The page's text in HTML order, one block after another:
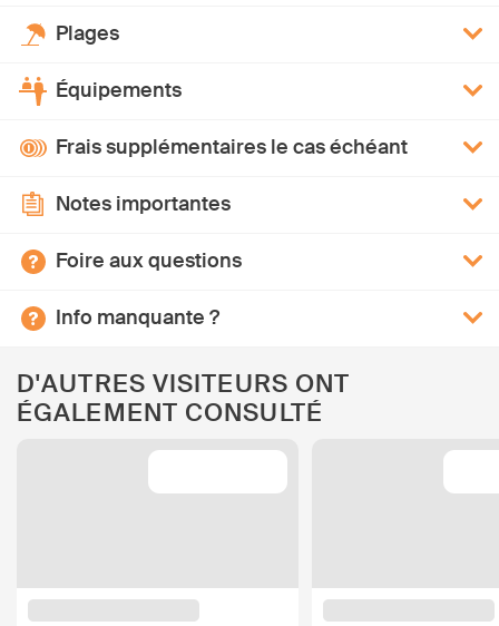
Plages
Équipements
Frais supplémentaires le cas échéant
Notes importantes
Foire aux questions
Info manquante ?
D'AUTRES VISITEURS ONT
ÉGALEMENT CONSULTÉ